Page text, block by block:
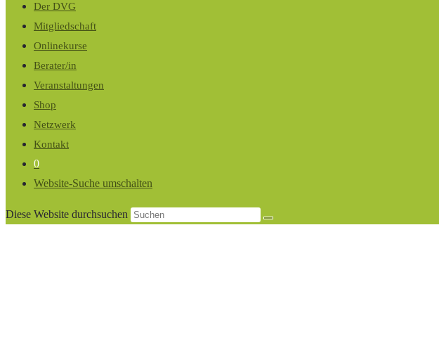
Der DVG
Mitgliedschaft
Onlinekurse
Berater/in
Veranstaltungen
Shop
Netzwerk
Kontakt
0
Website-Suche umschalten
Diese Website durchsuchen